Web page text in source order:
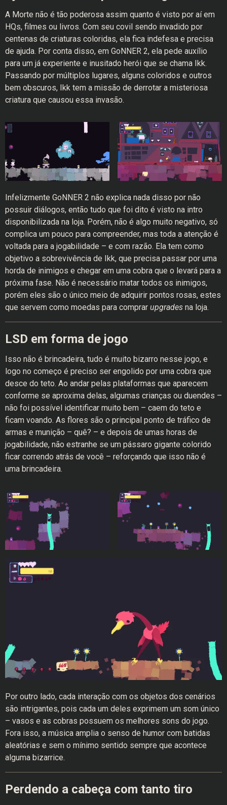
A Morte não é tão poderosa assim quanto é visto por aí em
HQs, filmes ou livros. Com seu covil sendo invadido por
centenas de criaturas coloridas, ela fica indefesa e precisa
de ajuda. Por conta disso, em GoNNER 2, ela pede auxílio
para um já experiente e inusitado herói que se chama Ikk.
Passando por múltiplos lugares, alguns coloridos e outros
bem obscuros, Ikk tem a missão de derrotar a misteriosa
criatura que causou essa invasão.
Infelizmente GoNNER 2 não explica nada disso por não
possuir diálogos, então tudo que foi dito é visto na intro
disponibilizada na loja. Porém, não é algo muito negativo, só
complica um pouco para compreender, mas toda a atenção é
voltada para a jogabilidade – e com razão. Ela tem como
objetivo a sobrevivência de Ikk, que precisa passar por uma
horda de inimigos e chegar em uma cobra que o levará para a
próxima fase. Não é necessário matar todos os inimigos,
porém eles são o único meio de adquirir pontos rosas, estes
que servem como moedas para comprar upgrades na loja.
LSD em forma de jogo
Isso não é brincadeira, tudo é muito bizarro nesse jogo, e
logo no começo é preciso ser engolido por uma cobra que
desce do teto. Ao andar pelas plataformas que aparecem
conforme se aproxima delas, algumas crianças ou duendes –
não foi possível identificar muito bem – caem do teto e
ficam voando. As flores são o principal ponto de tráfico de
armas e munição – quê? – e depois de umas horas de
jogabilidade, não estranhe se um pássaro gigante colorido
ficar correndo atrás de você – reforçando que isso não é
uma brincadeira.
Por outro lado, cada interação com os objetos dos cenários
são intrigantes, pois cada um deles exprimem um som único
– vasos e as cobras possuem os melhores sons do jogo.
Fora isso, a música amplia o senso de humor com batidas
aleatórias e sem o mínimo sentido sempre que acontece
alguma bizarrice.
Perdendo a cabeça com tanto tiro